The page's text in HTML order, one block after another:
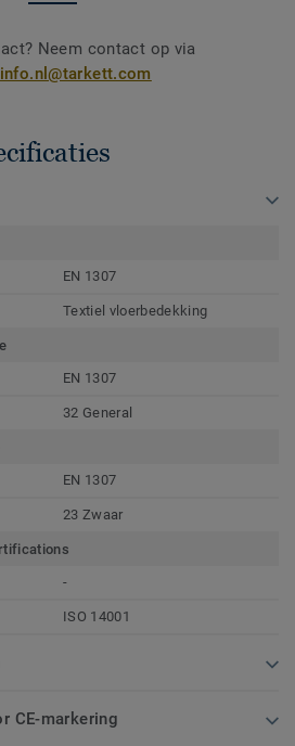
Neem contact op via
info.nl@tarkett.com
EN 1307
Textiel vloerbedekking
EN 1307
32 General
EN 1307
23 Zwaar
-
ISO 14001
CE-markering